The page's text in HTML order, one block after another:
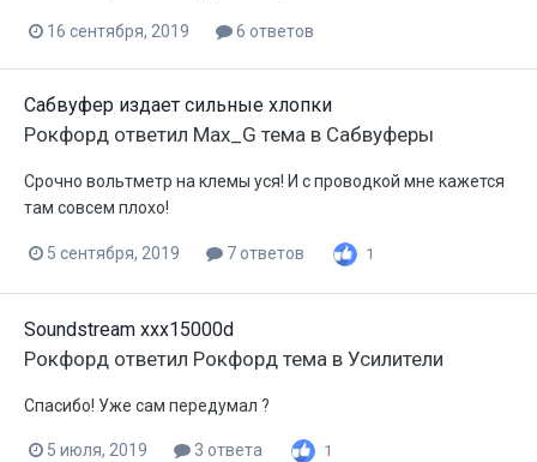
16 сентября, 2019 6 ответов
Сабвуфер издает сильные хлопки
Рокфорд ответил Max_G тема в Сабвуферы
Срочно вольтметр на клемы уся! И с проводкой мне кажется
там совсем плохо!
5 сентября, 2019 7 ответов 1
Soundstream xxx15000d
Рокфорд ответил Рокфорд тема в Усилители
Спасибо! Уже сам передумал ?
5 июля, 2019 3 ответа 1